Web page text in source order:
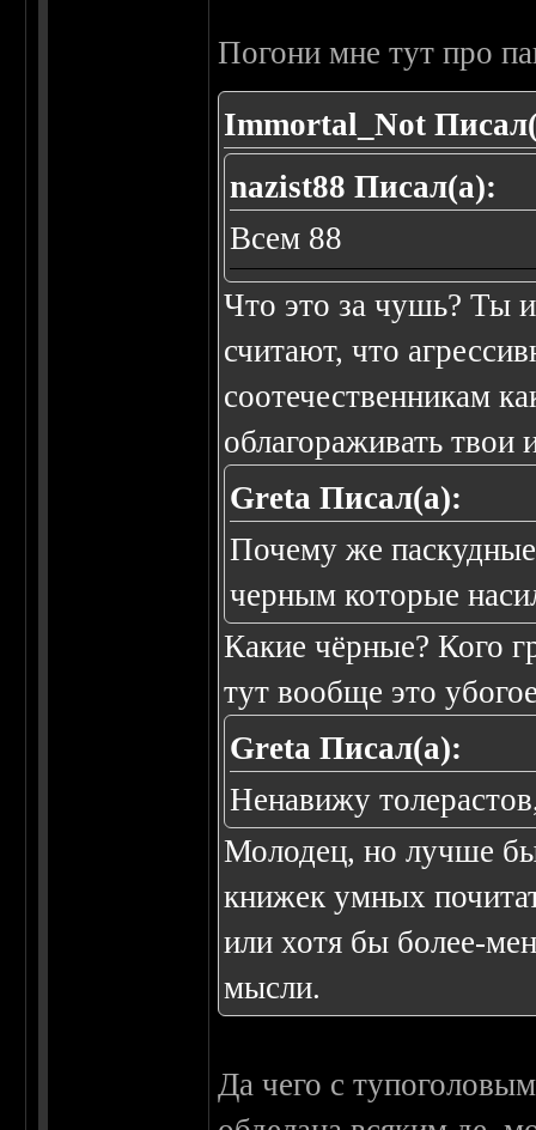
Погони мне тут про
Immortal_Not
nazist88 Писал(а):
Всем 88
Что это за чушь? Ты
считают, что
соотечественникам
облагораживать твои
Greta Писал(а):
Почему же
черным которые
Какие чёрные? Кого
тут вообще это
Greta Писал(а):
Ненавижу
Молодец, но лучше бы
книжек умных
или хотя бы более-
мысли.
Да чего с